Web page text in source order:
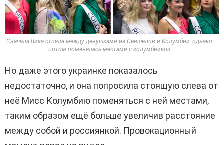
Сначала Вика стояла между девушками из Сейшелов и Колумбии, однако
потом поменялась местами с колумбийкой
Но даже этого украинке показалось
недостаточно, и она попросила стоящую слева от
неё Мисс Колумбию поменяться с ней местами,
таким образом ещё больше увеличив расстояние
между собой и россиянкой. Провокационный